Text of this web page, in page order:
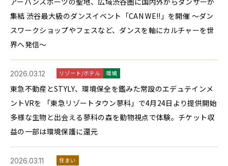
集結 渋谷最大級のダンスイベント「CAN WE!!」を開催 ～ダン
スワークショップやフェスなど、ダンスを軸にカルチャーを世
界へ発信～
2026.03.12 リゾート/ホテル 環境
東急不動産とSTYLY、環境保全を鑑みた常設のエデュテインメ
ントVRを 「東急リゾートタウン蓼科」で4月24日より提供開始
多様な生物と出会える蓼科の森を動物視点で体験。チケット収
益の一部は環境保護に還元
2026.03.11 住まい